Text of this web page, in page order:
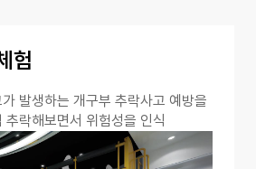
험
발생하는 개구부 추락사고 예방을
추락해보면서 위험성을 인식